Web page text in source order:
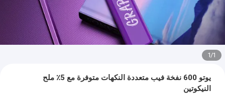
1
/
1
يوتو 600 نفخة فيب متعددة النكهات متوفرة مع 5٪ ملح
النيكوتين